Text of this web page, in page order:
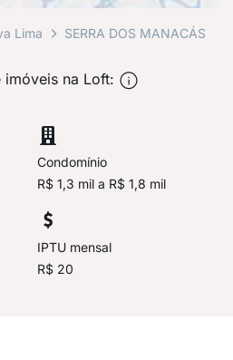
Lima SERRA DOS MANACÁS
imóveis na Loft:
Condomínio
R$ 1,3 mil a R$ 1,8 mil
IPTU mensal
R$ 20